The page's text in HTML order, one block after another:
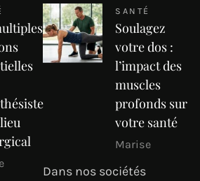
SANTÉ
Soulagez
votre dos :
l’impact des
muscles
profonds sur
votre santé
Marise
Dans nos sociétés